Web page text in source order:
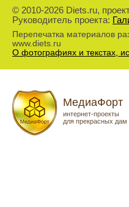
© 2010-2026 Diets.ru,
Руководитель проекта:
Перепечатка материалов
www.diets.ru
О фотографиях и текстах,
МедиаФорт
интернет-проекты
для прекрасных дам